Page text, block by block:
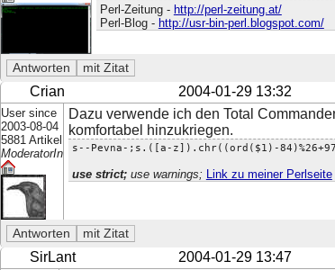
Perl-Zeitung - http://perl-zeitung.at/
Perl-Blog - http://usr-bin-perl.blogspot.com/
Crian 2004-01-29 13:32
User since
2003-08-04
5881 Artikel
ModeratorIn
Dazu verwende ich den Total
komfortabel hinzukriegen.
s--Pevna-;s.([a-z]).chr((ord($1)-
use strict;use warnings; Link zu meiner Perlseite
SirLant 2004-01-29 13:47